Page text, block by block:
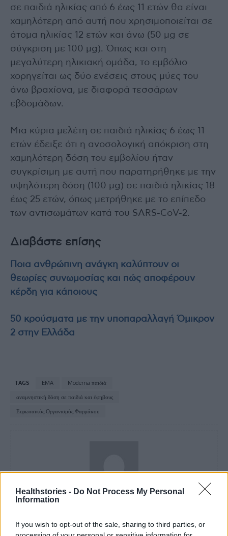
Healthstories - Do Not Process My Personal
Information
If you wish to opt-out of the sale, sharing to third parties, or
σε παιδιά ηλικίας από 6 έως 11 ετών θα είναι
χαμηλότερη από αυτή που χρησιμοποιείται σε
άτομα ηλικίας 12 ετών και άνω (50 μg σε
σύγκριση με 100 μg). Όπως και στη
μεγαλύτερη ηλικιακή ομάδα, το εμβόλιο
χορηγείται ως δύο ενέσεις στους μύες του
άνω βραχίονα, με διαφορά τεσσάρων
εβδομάδων.
Μια κύρια μελέτη σε παιδιά ηλικίας 6 έως 11
ετών έδειξε ότι η ανοσολογική απόκριση στη
χαμηλότερη δόση του εμβολίου ήταν
συγκρίσιμη με αυτή που παρατηρήθηκε με την
υψηλότερη δόση (100 μg) σε παιδιά ηλικίας 18
έως 25 ετών, όπως μετρήθηκε με το επίπεδο
των αντισωμάτων κατά του SARS-CoV-2.
Διαβάστε επίσης
Ποια ανθρώπινη ανάγκη καλύπτουν οι
θεωρίες συνωμοσίας και πώς αποφέρουν
κέρδη για κάποιους
50 κρούσματα με την υποπαραλλαγή Όμικρον
2 στην Ελλάδα
TAGS EMA
Moderna παιδιά
αναμνηστική δόση σε παιδιά και έφηβους
Ευρωπαϊκός Οργανισμός Φαρμάκου